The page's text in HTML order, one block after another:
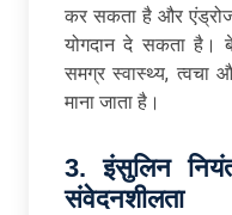
कर सकता है और
योगदान दे सकता है।
समग्र स्वास्थ्य, त्वचा
माना जाता है।
3. इंसुलिन
संवेदनशीलता